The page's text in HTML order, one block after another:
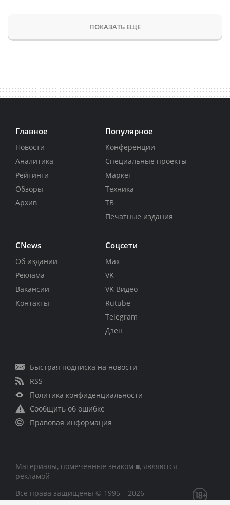
ПОКАЗАТЬ ЕЩЕ
Главное
Новости
Аналитика
Рейтинги
Обзоры
Архив
Популярное
Конференции
Специальные проекты
Маркет
Техника
ТВ
Печатные издания
CNews
Об издании
Реклама
Вакансии
Контакты
Соцсети
Max
VK
VK Видео
Rutube
Telegram
Дзен
Быстрая подписка на новости
RSS
Политика конфиденциальности
Сообщить об ошибке
Правовая информация
Материалы, помеченные знаком ■, являются
рекламой
Все права защищены © 1995 – 2026